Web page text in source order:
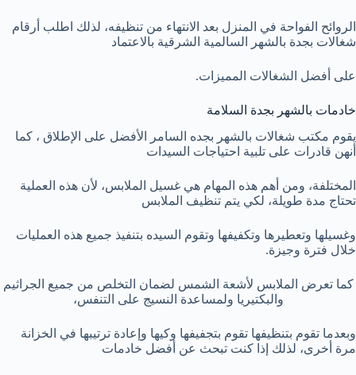
الروائح الفواحة في المنزل بعد الانتهاء من تنظيفه، لذلك اطلب أرقام
شغالات بجدة بالشهر السالمية الشرقية بالاعتماد
على أفضل الشغالات المميزات.
خادمات بالشهر بجدة السلامة
يقوم مكتب شغالات بالشهر بجده السامر الأفضل على الإطلاق ، كما
أنهن قادرات على تلبية احتياجات السيدات
المختلفة، ومن أهم هذه المهام هي غسيل الملابس، لأن هذه العملية
تحتاج مدة طويلة، لكي يتم تنظيف الملابس
وغسيلها وتعطيرها وتكفيفها وتقوم السيده بتنفيذ جميع هذه العمليات
خلال فترة وجيزة.
كما تعرض الملابس لأشعة الشمس لضمان التخلص من جميع الجراثيم
والبكتيريا ولمساعدة النسيج على التنفس،
وبعدما تقوم بتنظيفها تقوم بتجفيفها وكيها وإعادة ترتيبها في الخزانة
مرة أخرى، لذلك إذا كنت تبحث عن أفضل خادمات